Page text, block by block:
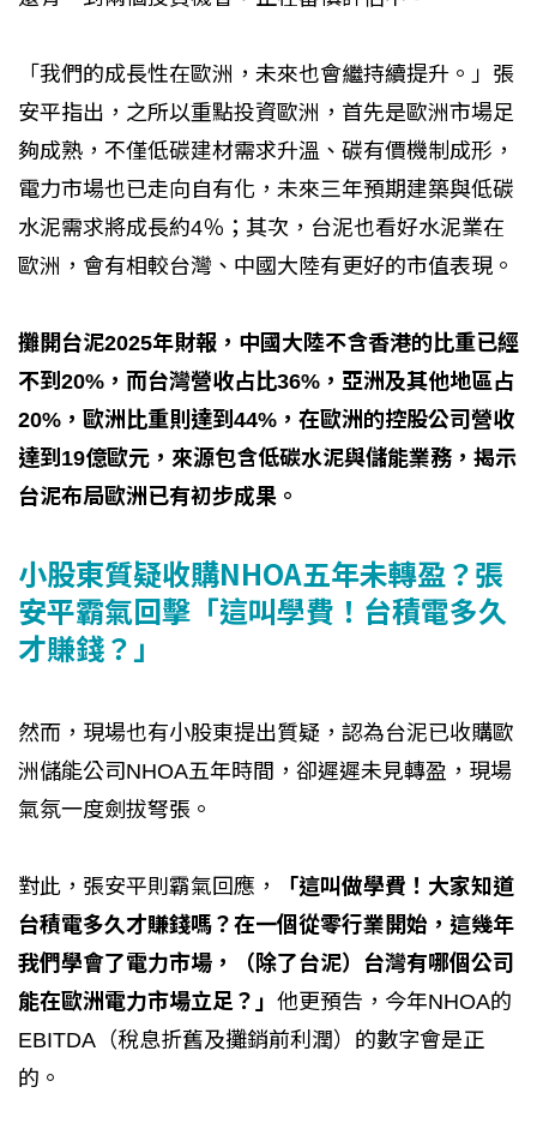
「我們的成長性在歐洲，未來也會繼持續提升。」張
安平指出，之所以重點投資歐洲，首先是歐洲市場足
夠成熟，不僅低碳建材需求升溫、碳有價機制成形，
電力市場也已走向自有化，未來三年預期建築與低碳
水泥需求將成長約4％；其次，台泥也看好水泥業在
歐洲，會有相較台灣、中國大陸有更好的市值表現。
攤開台泥2025年財報，中國大陸不含香港的比重已經
不到20%，而台灣營收占比36%，亞洲及其他地區占
20%，歐洲比重則達到44%，在歐洲的控股公司營收
達到19億歐元，來源包含低碳水泥與儲能業務，揭示
台泥布局歐洲已有初步成果。
小股東質疑收購NHOA五年未轉盈？張
安平霸氣回擊「這叫學費！台積電多久
才賺錢？」
然而，現場也有小股東提出質疑，認為台泥已收購歐
洲儲能公司NHOA五年時間，卻遲遲未見轉盈，現場
氣氛一度劍拔弩張。
對此，張安平則霸氣回應，
「這叫做學費！大家知道
台積電多久才賺錢嗎？在一個從零行業開始，這幾年
我們學會了電力市場，（除了台泥）台灣有哪個公司
能在歐洲電力市場立足？」 他更預告，今年NHOA的
EBITDA（稅息折舊及攤銷前利潤）的數字會是正
的。